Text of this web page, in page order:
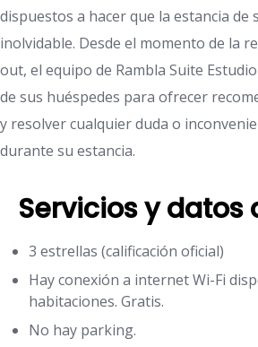
dispuestos a hacer que la estancia de
inolvidable. Desde el momento de la
out, el equipo de Rambla Suite
de sus huéspedes para ofrecer
y resolver cualquier duda o
durante su estancia.
Servicios y datos
3 estrellas (calificación oficial)
Hay conexión a internet Wi-Fi
habitaciones. Gratis.
No hay parking.